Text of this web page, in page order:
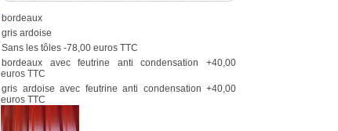
bordeaux
gris ardoise
Sans les tôles -78,00 euros TTC
bordeaux avec feutrine anti condensation +40,00
euros TTC
gris ardoise avec feutrine anti condensation +40,00
euros TTC